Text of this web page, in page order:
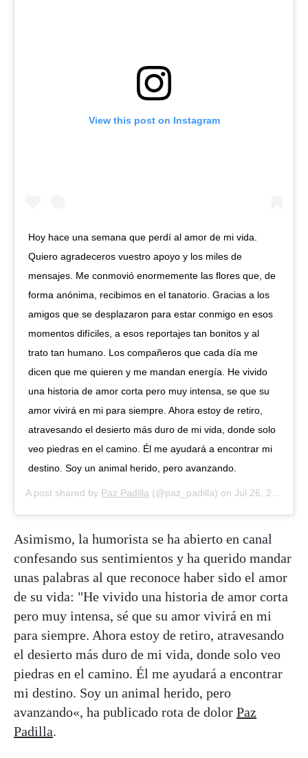
View this post on Instagram
Hoy hace una semana que perdí al amor de mi vida.
Quiero agradeceros vuestro apoyo y los miles de
mensajes. Me conmovió enormemente las flores que, de
forma anónima, recibimos en el tanatorio. Gracias a los
amigos que se desplazaron para estar conmigo en esos
momentos difíciles, a esos reportajes tan bonitos y al
trato tan humano. Los compañeros que cada día me
dicen que me quieren y me mandan energía. He vivido
una historia de amor corta pero muy intensa, se que su
amor vivirá en mi para siempre. Ahora estoy de retiro,
atravesando el desierto más duro de mi vida, donde solo
veo piedras en el camino. Él me ayudará a encontrar mi
destino. Soy un animal herido, pero avanzando.
A post shared by Paz Padilla (@paz_padilla) on Jul 26, 2020 at 3:48am PDT
Asimismo, la humorista se ha abierto en canal
confesando sus sentimientos y ha querido mandar
unas palabras al que reconoce haber sido el amor
de su vida: "He vivido una historia de amor corta
pero muy intensa, sé que su amor vivirá en mi
para siempre. Ahora estoy de retiro, atravesando
el desierto más duro de mi vida, donde solo veo
piedras en el camino. Él me ayudará a encontrar
mi destino. Soy un animal herido, pero
avanzando«, ha publicado rota de dolor Paz
Padilla.